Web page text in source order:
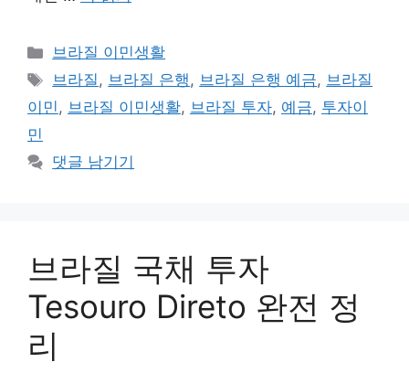
카
테
리
브라질 이민생활
태
그
브라질, 브라질 은행, 브라질 은행 예금, 브라질
이민, 브라질 이민생활, 브라질 투자, 예금, 투자이
민
댓글 남기기
브라질 국채 투자
Tesouro Direto 완전 정
리